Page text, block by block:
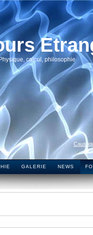
calcul, philosophie
GALERIE NEWS